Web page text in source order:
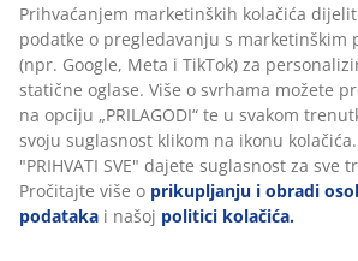
Prihvaćanjem marketinških kolačića dijelit
podatke o pregledavanju s marketinškim
(npr. Google, Meta i TikTok) za
statične oglase. Više o svrhama možete
na opciju „PRILAGODI“ te u svakom
svoju suglasnost klikom na ikonu
"PRIHVATI SVE" dajete suglasnost za sve
Pročitajte više o prikupljanju i obradi
podataka i našoj politici kolačića.